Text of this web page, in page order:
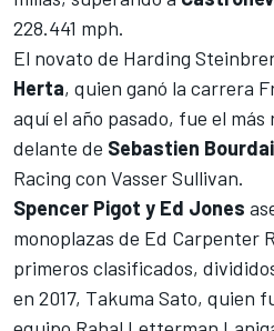
228.441 mph.
El novato de Harding
Herta, quien ganó la carrera
aquí el año pasado, fue el
delante de Sebastien
Racing con Vasser Sullivan.
Spencer Pigot y Ed Jones
monoplazas de Ed Carpenter
primeros clasificados,
en 2017, Takuma Sato, quien